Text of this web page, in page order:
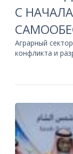
С
Аграрный
конфликта и